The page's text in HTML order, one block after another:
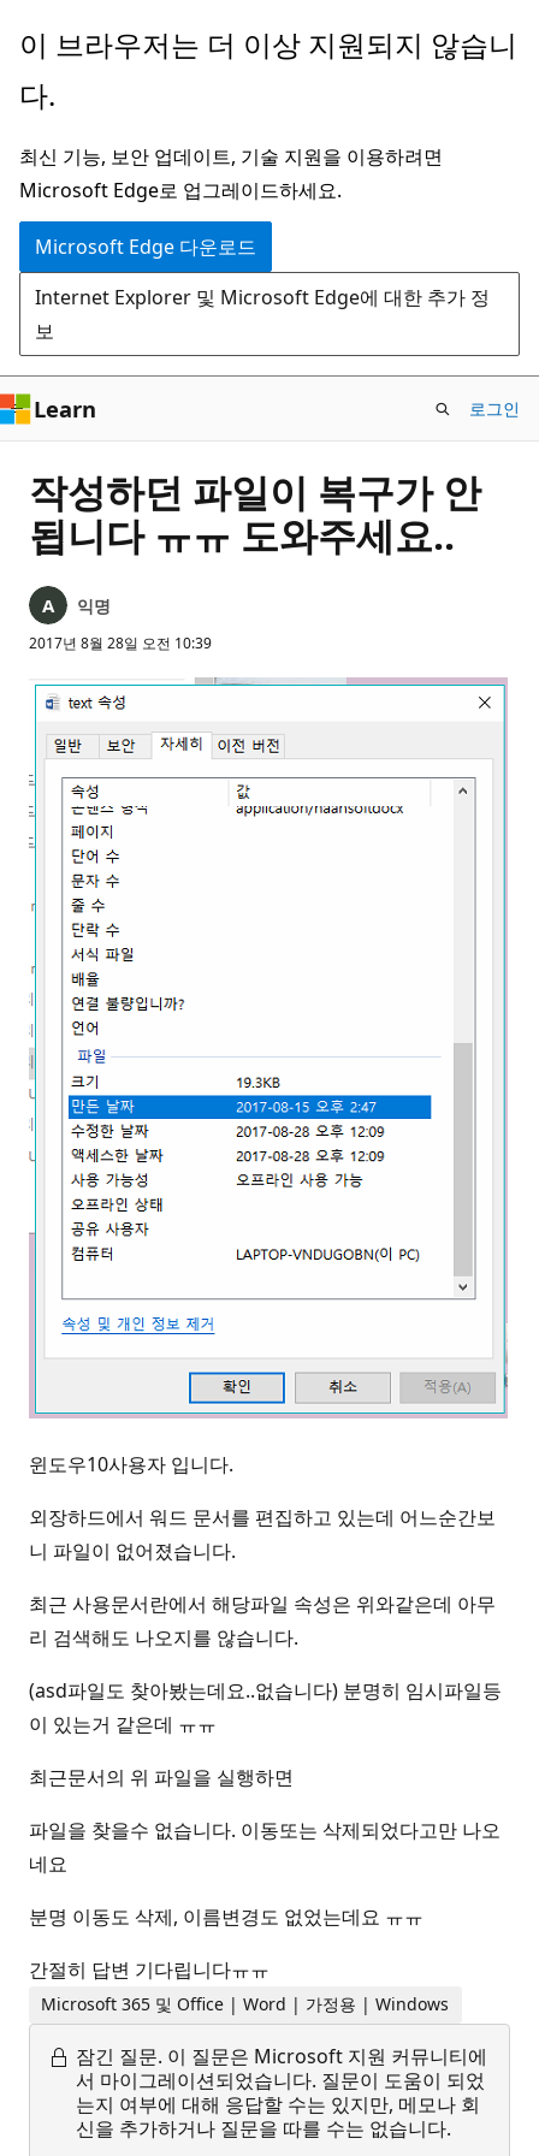
주
콘
츠
로
건
너
뛰
기
이 브라우저는 더 이상 지원되지 않습니
다.
최신 기능, 보안 업데이트, 기술 지원을 이용하려면
Microsoft Edge로 업그레이드하세요.
Microsoft Edge 다운로드
Internet Explorer 및 Microsoft Edge에 대한 추가 정
보
Learn 로그인
작성하던 파일이 복구가 안
됩니다 ㅠㅠ 도와주세요..
익명
2017년 8월 28일 오전 10:39
윈도우10사용자 입니다.
외장하드에서 워드 문서를 편집하고 있는데 어느순간보
니 파일이 없어졌습니다.
최근 사용문서란에서 해당파일 속성은 위와같은데 아무
리 검색해도 나오지를 않습니다.
(asd파일도 찾아봤는데요..없습니다) 분명히 임시파일등
이 있는거 같은데 ㅠㅠ
최근문서의 위 파일을 실행하면
파일을 찾을수 없습니다. 이동또는 삭제되었다고만 나오
네요
분명 이동도 삭제, 이름변경도 없었는데요 ㅠㅠ
간절히 답변 기다립니다ㅠㅠ
Microsoft 365 및 Office | Word | 가정용 | Windows
잠긴 질문. 이 질문은 Microsoft 지원 커뮤니티에
서 마이그레이션되었습니다. 질문이 도움이 되었
는지 여부에 대해 응답할 수는 있지만, 메모나 회
신을 추가하거나 질문을 따를 수는 없습니다.